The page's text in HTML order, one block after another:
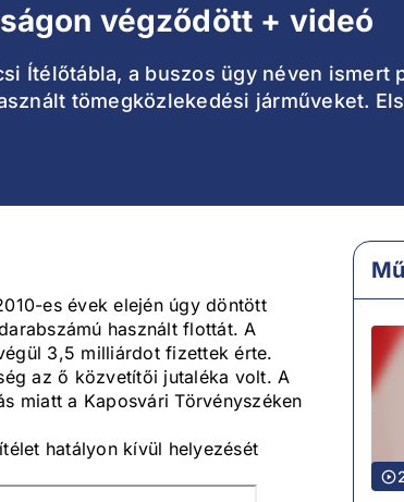
végződött + videó
Ítélőtábla, a buszos ügy néven ismert
tömegközlekedési járműveket.
es évek elején úgy döntött
használt flottát. A
3,5 milliárdot fizettek érte.
az ő közvetítői jutaléka volt. A
miatt a Kaposvári Törvényszéken
hatályon kívül helyezését